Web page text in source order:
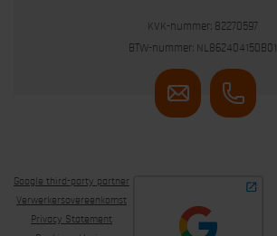
KVK-nummer: 82270597
BTW-nummer: NL862404150B01
Google third-party partner
Verwerkersovereenkomst
Privacy Statement